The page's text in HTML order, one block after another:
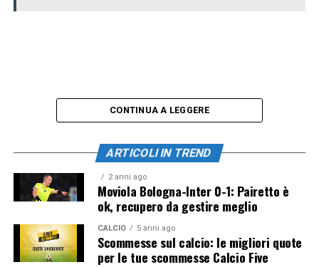
CONTINUA A LEGGERE
ARTICOLI IN TREND
2 anni ago
Moviola Bologna-Inter 0-1: Pairetto è
ok, recupero da gestire meglio
CALCIO 5 anni ago
Scommesse sul calcio: le migliori quote
per le tue scommesse Calcio Five